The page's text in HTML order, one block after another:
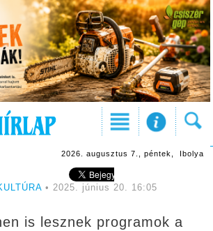
2026. augusztus 7., péntek, Ibolya
• 2025. június 20. 16:05
is lesznek programok a